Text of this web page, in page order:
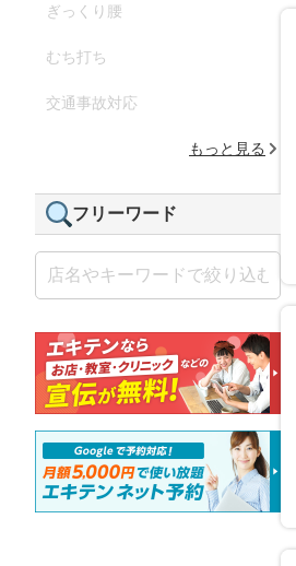
ぎっくり腰
むち打ち
交通事故対応
もっと見る
フリーワード